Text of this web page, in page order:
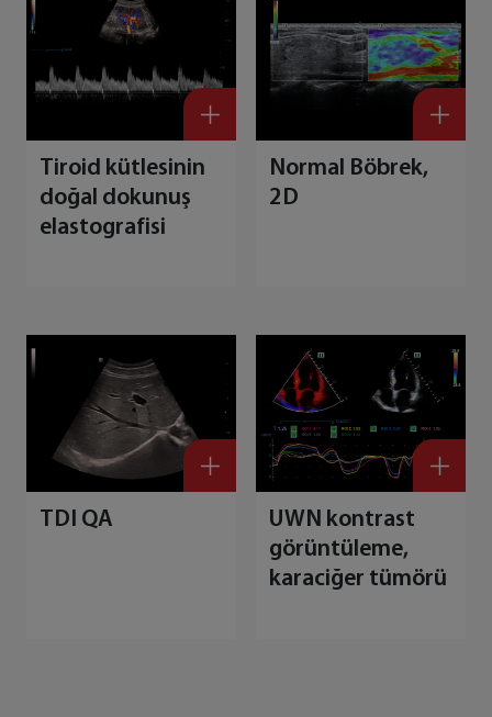
Tiroid kütlesinin
doğal dokunuş
elastografisi
Normal Böbrek,
2D
TDI QA
UWN kontrast
görüntüleme,
karaciğer tümörü